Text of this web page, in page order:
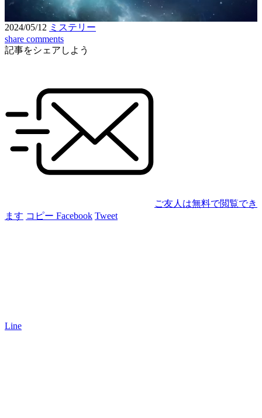
Unmute
back
seconds
Seek
forward
10
seconds
2024/05/12 ミステリー
share comments
記事をシェアしよう
ご友人は無料で閲覧でき
ます コピー Facebook Tweet
Line